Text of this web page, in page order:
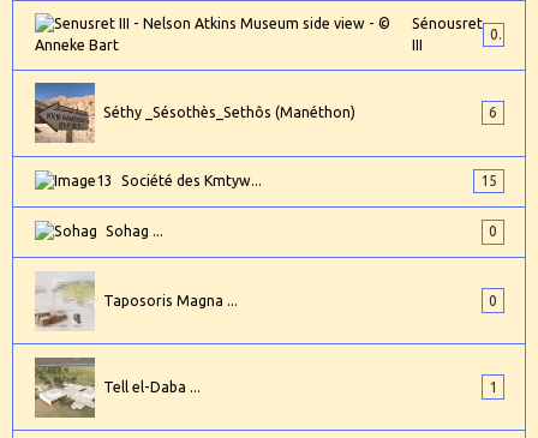
Sénousret
0
Séthy _Sésothès_Sethôs (Manéthon) 6
Société des Kmtyw... 15
Sohag ... 0
Taposoris Magna ... 0
Tell el-Daba ... 1